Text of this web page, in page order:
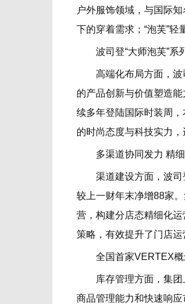
户外服饰领域，与国际
下的穿着需求；“泡芙”
波司登“大师泡芙”系
高端化布局方面，波
的产品创新与价值塑造
续多年登陆国际时装周
的时尚态度与科技实力
多渠道协同发力 精细
渠道建设方面，波司登
较上一财年末净增88家
营，构建分店态精细化
策略，有效提升了门店运
全国首家VERTEX概
库存管理方面，集团
商品管理能力和快速响